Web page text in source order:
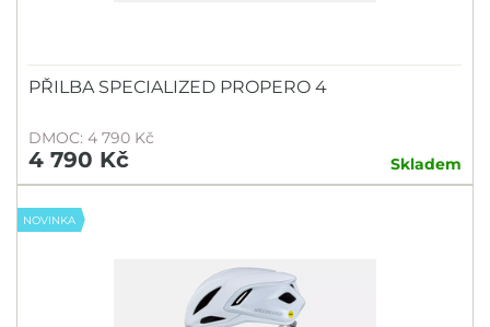
PŘILBA SPECIALIZED PROPERO 4
DMOC: 4 790 Kč
4 790 Kč Skladem
NOVINKA